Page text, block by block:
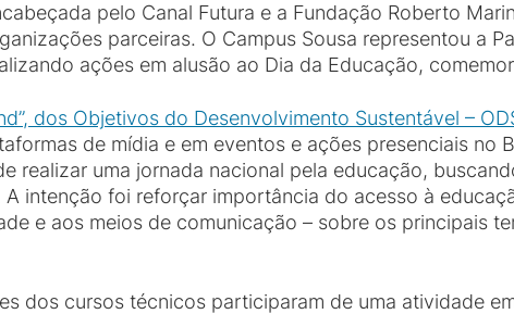
pelo Canal Futura e a Fundação Roberto
parceiras. O Campus Sousa representou a
ações em alusão ao Dia da Educação,
dos Objetivos do Desenvolvimento Sustentável –
de mídia e em eventos e ações presenciais no
realizar uma jornada nacional pela educação,
intenção foi reforçar importância do acesso à
e aos meios de comunicação – sobre os principais
dos cursos técnicos participaram de uma atividade